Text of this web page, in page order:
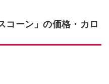
コーン」の価格・カロ